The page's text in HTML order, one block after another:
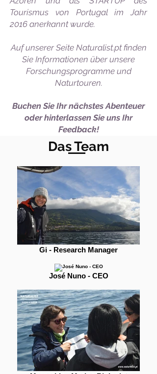
Tourismus von Portugal im Jahr
2016 anerkannt wurde.
Auf unserer Seite Naturalist.pt finden
Sie Informationen über unsere
Forschungsprogramme und
Naturtouren.
Buchen Sie Ihr nächstes Abenteuer
oder hinterlassen Sie uns Ihr
Feedback!
Das Team
Gi - Research Manager
José Nuno - CEO